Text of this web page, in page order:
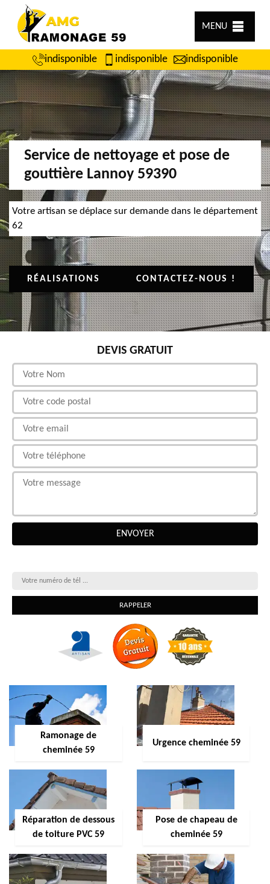
MENU
indisponible indisponible indisponible
Service de nettoyage et pose de
gouttière Lannoy 59390
Votre artisan se déplace sur demande dans le département
62
RÉALISATIONS CONTACTEZ-NOUS !
DEVIS GRATUIT
Ramonage de
cheminée 59
Urgence cheminée 59
Réparation de dessous
de toiture PVC 59
Pose de chapeau de
cheminée 59